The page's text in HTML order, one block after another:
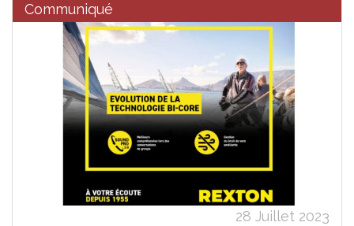
Communiqué
28 Juillet 2023